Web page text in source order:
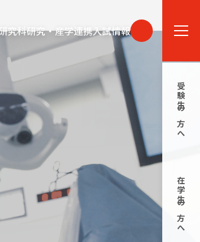
究科研究・産学連携入試情報
受験生の
方へ
在学生の
方へ